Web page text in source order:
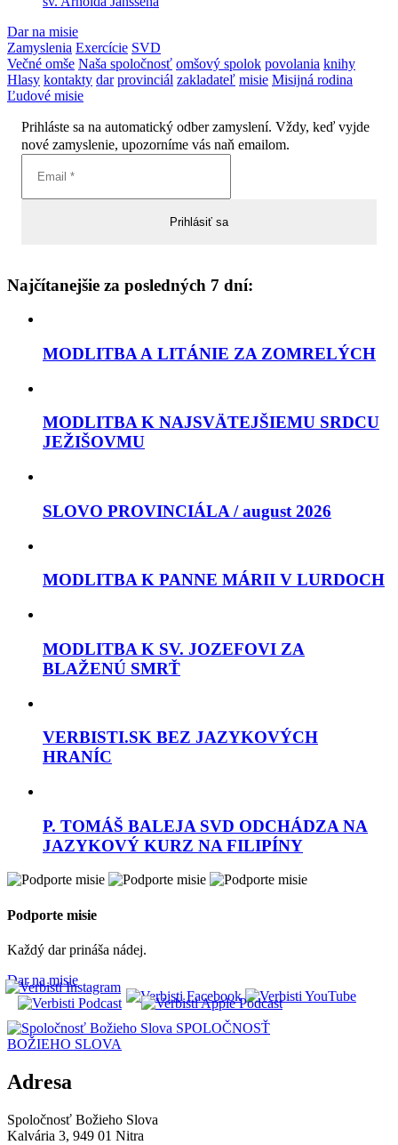
Dar na misie
Zamyslenia Exercície SVD
Večné omše Naša spoločnosť omšový spolok povolania knihy
Hlasy kontakty dar provinciál zakladateľ misie Misijná rodina
Ľudové misie
Prihláste sa na automatický odber zamyslení. Vždy, keď vyjde
nové zamyslenie, upozorníme vás naň emailom.
Najčítanejšie za posledných 7 dní:
MODLITBA A LITÁNIE ZA ZOMRELÝCH
MODLITBA K NAJSVÄTEJŠIEMU SRDCU
JEŽIŠOVMU
SLOVO PROVINCIÁLA / august 2026
MODLITBA K PANNE MÁRII V LURDOCH
MODLITBA K SV. JOZEFOVI ZA
BLAŽENÚ SMRŤ
VERBISTI.SK BEZ JAZYKOVÝCH
HRANÍC
P. TOMÁŠ BALEJA SVD ODCHÁDZA NA
JAZYKOVÝ KURZ NA FILIPÍNY
Podporte misie
Každý dar prináša nádej.
Dar na misie
SPOLOČNOSŤ
BOŽIEHO SLOVA
Adresa
Spoločnosť Božieho Slova
Kalvária 3, 949 01 Nitra